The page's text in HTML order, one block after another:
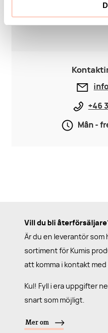
Jag har läst och
+46
Mån -
Vill du bli
Är du en leverantör som
sortiment för Kumis
att komma i kontakt med
Kul! Fyll i era uppgifter
snart som möjligt.
Mer om